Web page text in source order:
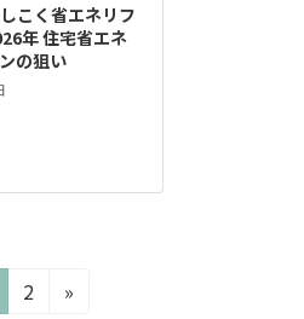
こく省エネリフ
年 住宅省エネ
の狙い
固
2 »